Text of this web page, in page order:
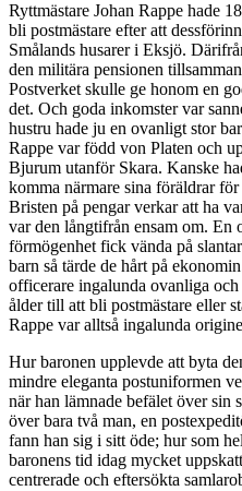
Ryttmästare Johan Rappe hade
bli postmästare efter att
Smålands husarer i Eksjö.
den militära pensionen
Postverket skulle ge honom en
det. Och goda inkomster var
hustru hade ju en ovanligt stor
Rappe var född von Platen och
Bjurum utanför Skara. Kanske
komma närmare sina föräldrar
Bristen på pengar verkar att ha
var den långtifrån ensam om. En
förmögenhet fick vända på
barn så tärde de hårt på
officerare ingalunda ovanliga
ålder till att bli postmästare eller
Rappe var alltså ingalunda
Hur baronen upplevde att byta
mindre eleganta postuniformen
när han lämnade befälet över
över bara två man, en
fann han sig i sitt öde; hur som
baronens tid idag mycket
centrerade och eftersökta